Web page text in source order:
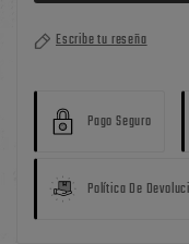
Escribe tu reseña
Pago Seguro
Política De